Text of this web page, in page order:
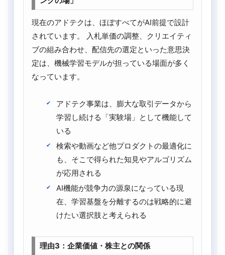
現在のアドテクは、ほぼすべてがAI前提で設計
されています。 入札単価の調整、クリエイティ
ブの組み合わせ、配信先の選定といった意思決
定は、機械学習モデルが担っている場面が多く
なっています。
アドテク事業は、膨大な取引データから
学習し続ける「実験場」として機能して
いる
検索や動画など他プロダクトの最適化に
も、そこで得られた知見やアルゴリズム
が応用される
AI機能が競争力の源泉になっている現
在、学習基盤を分離するのは戦略的に避
けたい選択肢と考えられる
理由3：企業価値・株主との関係